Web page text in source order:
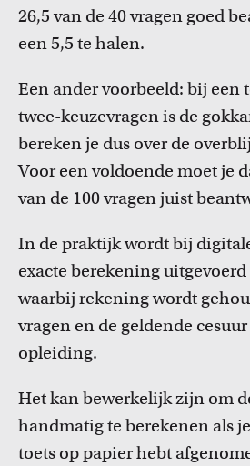
26,5 van de 40 vragen goed
een 5,5 te halen.
Een ander voorbeeld: bij een
twee-keuzevragen is de
bereken je dus over de
Voor een voldoende moet je
van de 100 vragen juist
In de praktijk wordt bij
exacte berekening
waarbij rekening wordt
vragen en de geldende
opleiding.
Het kan bewerkelijk zijn om
handmatig te berekenen als
toets op papier hebt